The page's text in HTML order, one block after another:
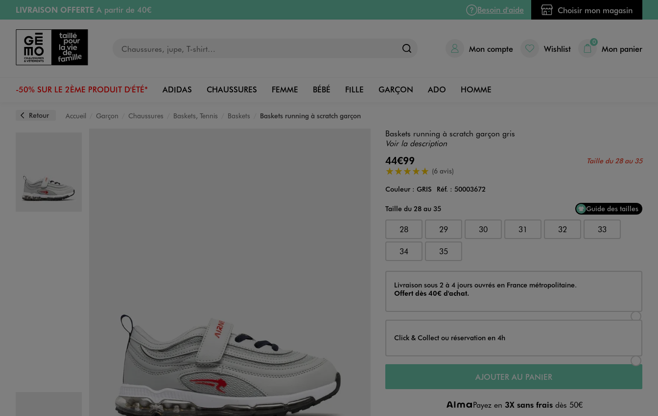
Aller au contenu principal
Aller à la navigation
LIVRAISON OFFERTE A partir de 40€
RETRAIT ET LIVRAISON OFFERTE
RÉSERVATION GRATUITE
4h en magasin
Retours OFFERTSpendant 30 jours
Besoin d'aide Choisir mon magasin
Mon compte Wishlist
0
Mon panier
-50% SUR LE 2ÈME PRODUIT D'ÉTÉ* ADIDAS CHAUSSURES FEMME BÉBÉ FILLE GARÇON ADO HOMME
Retour Accueil Garçon Chaussures Baskets, Tennis Baskets Baskets running à scratch garçon
Baskets running à scratch garçon gris
Voir la description
44€99 Taille du 28 au 35
5/5 de moyenne(6 avis)
Couleur
Couleur : GRIS Réf. : 50003672
Taille du 28 au 35
Guide des tailles
28 29 30 31 32 33
34 35
Livraison
Livraison sous 2 à 4 jours ouvrés en France métropolitaine.
Offert dès 40€ d'achat.
Click & Collect ou réservation en 4h
AJOUTER AU PANIER
Payez en 3X sans fraisdès 50€